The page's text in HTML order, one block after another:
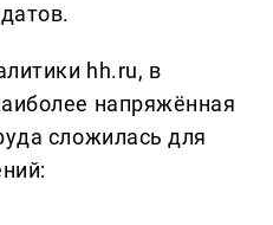
hh.ru, в
напряжённая
сложилась для